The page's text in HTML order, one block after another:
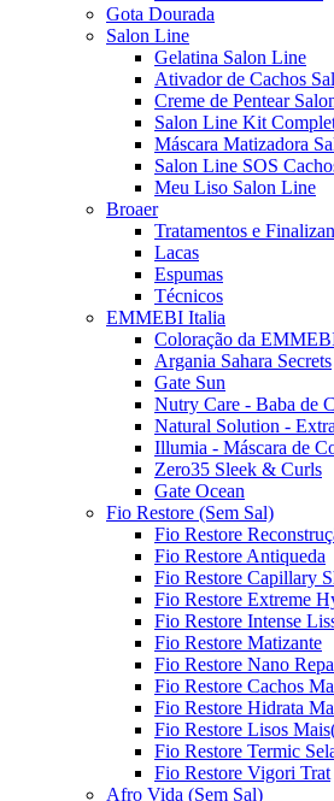
Gota Dourada
Salon Line
Gelatina Salon Line
Ativador de Cachos
Creme de Pentear
Salon Line Kit
Máscara Matizadora
Salon Line SOS
Meu Liso Salon Line
Broaer
Tratamentos e
Lacas
Espumas
Técnicos
EMMEBI Italia
Coloração da
Argania Sahara Secrets
Gate Sun
Nutry Care - Baba de
Natural Solution -
Illumia - Máscara de
Zero35 Sleek & Curls
Gate Ocean
Fio Restore (Sem Sal)
Fio Restore
Fio Restore Antiqueda
Fio Restore Capillary
Fio Restore Extreme
Fio Restore Intense
Fio Restore Matizante
Fio Restore Nano
Fio Restore Cachos
Fio Restore Hidrata
Fio Restore Lisos
Fio Restore Termic
Fio Restore Vigori Trat
Afro Vida (Sem Sal)